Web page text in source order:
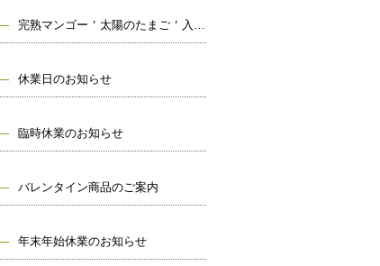
完熟マンゴー＇太陽のたまご＇入荷しました！
休業日のお知らせ
臨時休業のお知らせ
バレンタイン商品のご案内
年末年始休業のお知らせ